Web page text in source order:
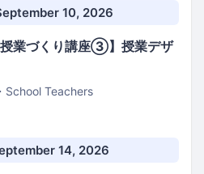
10, 2026
業づくり講座③】授業デザ
School Teachers
14, 2026